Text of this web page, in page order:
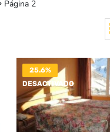
Página 2
25.6%
DESACTIVADO